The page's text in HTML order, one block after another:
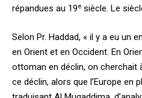
répandues au 19e siècle. Le
Selon Pr. Haddad, « il y a eu un
en Orient et en Occident. En
ottoman en déclin, on cherchait
ce déclin, alors que l’Europe en